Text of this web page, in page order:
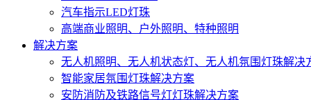
汽车指示LED灯珠
高端商业照明、户外照明、特种照明
解决方案
无人机照明、无人机状态灯、无人机氛围灯珠解决
智能家居氛围灯珠解决方案
安防消防及铁路信号灯灯珠解决方案